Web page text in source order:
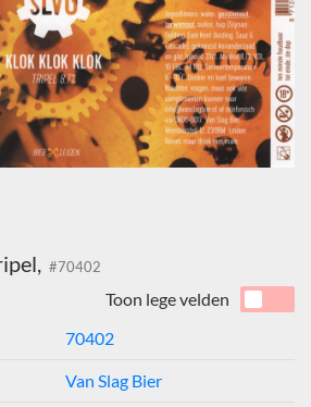
#70402
Toon lege velden
70402
Van Slag Bier